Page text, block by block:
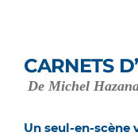
CARNETS
De Michel
Un seul-en-scène